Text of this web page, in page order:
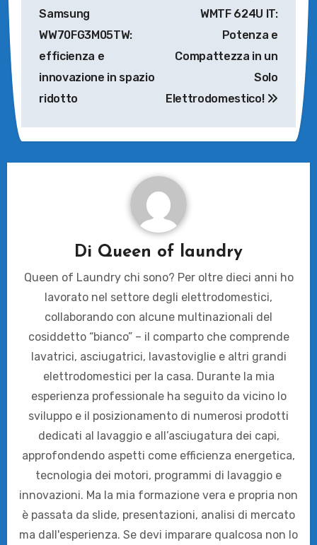
Samsung
WW70FG3M05TW:
efficienza e
innovazione in spazio
ridotto
WMTF 624U IT:
Potenza e
Compattezza in un
Solo
Elettrodomestico!
Di Queen of laundry
Queen of Laundry chi sono? Per oltre dieci anni ho
lavorato nel settore degli elettrodomestici,
collaborando con alcune multinazionali del
cosiddetto “bianco” – il comparto che comprende
lavatrici, asciugatrici, lavastoviglie e altri grandi
elettrodomestici per la casa. Durante la mia
esperienza professionale ha seguito da vicino lo
sviluppo e il posizionamento di numerosi prodotti
dedicati al lavaggio e all’asciugatura dei capi,
approfondendo aspetti come efficienza energetica,
tecnologia dei motori, programmi di lavaggio e
innovazioni. Ma la mia formazione vera e propria non
è passata da slide, presentazioni, analisi di mercato
ma dall'esperienza. Se devi imparare qualcosa non lo